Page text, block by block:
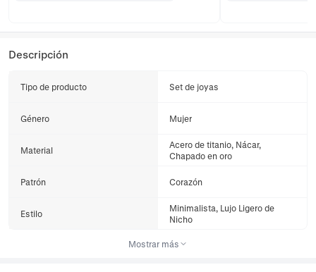
Descripción
Tipo de producto Set de joyas
Género Mujer
Material
Acero de titanio, Nácar,
Chapado en oro
Patrón Corazón
Estilo
Minimalista, Lujo Ligero de
Nicho
Mostrar más